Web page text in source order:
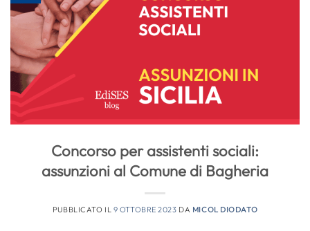
Concorso per assistenti sociali:
assunzioni al Comune di Bagheria
PUBBLICATO IL 9 OTTOBRE 2023 DA MICOL DIODATO